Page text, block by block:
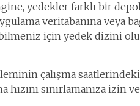
yedekler farklı bir
veritabanına veya
için yedek dizini
çalışma
sınırlamanıza izin